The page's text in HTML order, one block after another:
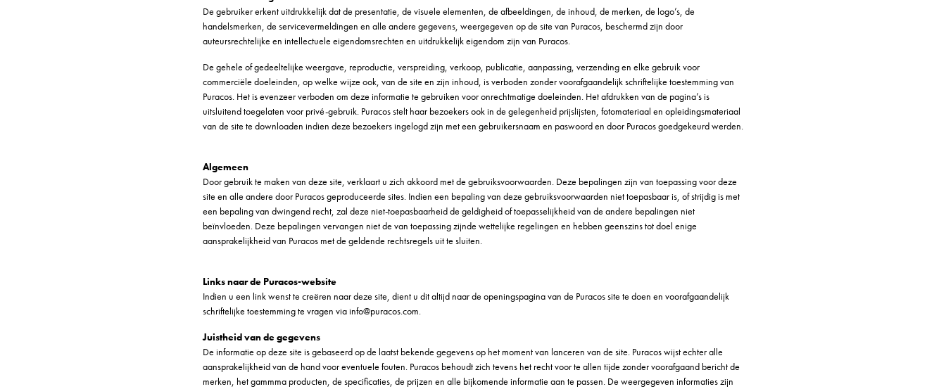
De gebruiker erkent uitdrukkelijk dat de presentatie, de visuele elementen, de afbeeldingen, de inhoud, de merken, de logo’s, de
handelsmerken, de servicevermeldingen en alle andere gegevens, weergegeven op de site van Puracos, beschermd zijn door
auteursrechtelijke en intellectuele eigendomsrechten en uitdrukkelijk eigendom zijn van Puracos.
De gehele of gedeeltelijke weergave, reproductie, verspreiding, verkoop, publicatie, aanpassing, verzending en elke gebruik voor
commerciële doeleinden, op welke wijze ook, van de site en zijn inhoud, is verboden zonder voorafgaandelijk schriftelijke toestemming van
Puracos. Het is evenzeer verboden om deze informatie te gebruiken voor onrechtmatige doeleinden. Het afdrukken van de pagina’s is
uitsluitend toegelaten voor privé-gebruik. Puracos stelt haar bezoekers ook in de gelegenheid prijslijsten, fotomateriaal en opleidingsmateriaal
van de site te downloaden indien deze bezoekers ingelogd zijn met een gebruikersnaam en paswoord en door Puracos goedgekeurd werden.
Algemeen
Door gebruik te maken van deze site, verklaart u zich akkoord met de gebruiksvoorwaarden. Deze bepalingen zijn van toepassing voor deze
site en alle andere door Puracos geproduceerde sites. Indien een bepaling van deze gebruiksvoorwaarden niet toepasbaar is, of strijdig is met
een bepaling van dwingend recht, zal deze niet-toepasbaarheid de geldigheid of toepasselijkheid van de andere bepalingen niet
beïnvloeden. Deze bepalingen vervangen niet de van toepassing zijnde wettelijke regelingen en hebben geenszins tot doel enige
aansprakelijkheid van Puracos met de geldende rechtsregels uit te sluiten.
Links naar de Puracos-website
Indien u een link wenst te creëren naar deze site, dient u dit altijd naar de openingspagina van de Puracos site te doen en voorafgaandelijk
schriftelijke toestemming te vragen via info@puracos.com.
Juistheid van de gegevens
De informatie op deze site is gebaseerd op de laatst bekende gegevens op het moment van lanceren van de site. Puracos wijst echter alle
aansprakelijkheid van de hand voor eventuele fouten. Puracos behoudt zich tevens het recht voor te allen tijde zonder voorafgaand bericht de
merken, het gammma producten, de specificaties, de prijzen en alle bijkomende informatie aan te passen. De weergegeven informaties zijn